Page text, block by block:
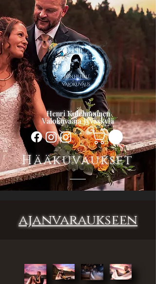
Henri Kolehmainen
Valokuvaaja Jyväskylä
Hääkuvaukset
ajanvaraukseen